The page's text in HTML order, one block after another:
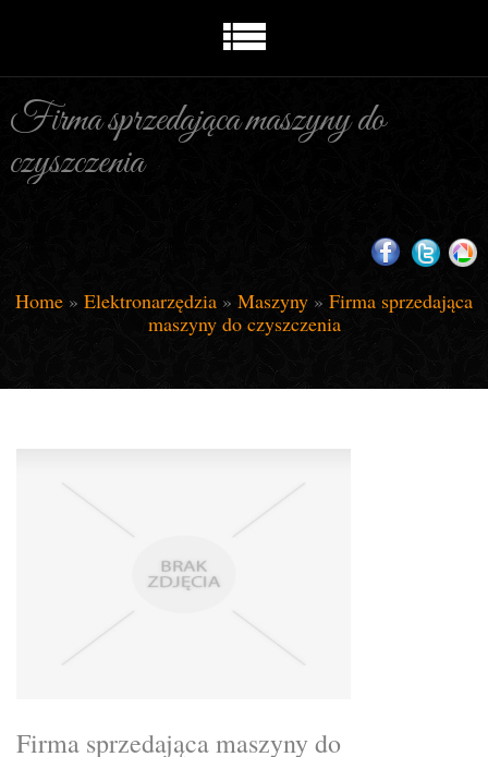
Firma sprzedająca maszyny do
czyszczenia
Home » Elektronarzędzia » Maszyny » Firma sprzedająca
maszyny do czyszczenia
Firma sprzedająca maszyny do